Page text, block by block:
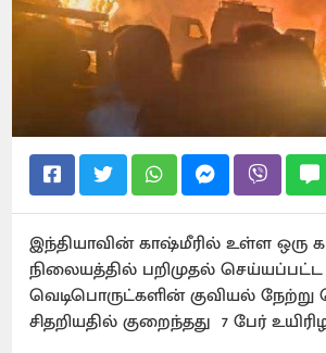
இந்தியாவின் காஷ்மீரில் உள்ள ஒரு
நிலையத்தில் பறிமுதல் செய்யப்பட்ட
வெடிபொருட்களின் குவியல் நேற்று
சிதறியதில் குறைந்தது 7 பேர்